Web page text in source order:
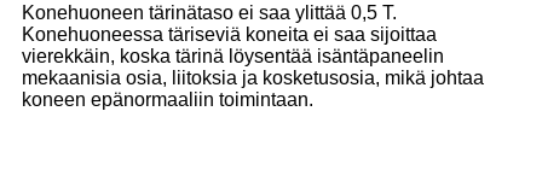
Konehuoneen tärinätaso ei saa ylittää 0,5 T.
Konehuoneessa täriseviä koneita ei saa sijoittaa
vierekkäin, koska tärinä löysentää isäntäpaneelin
mekaanisia osia, liitoksia ja kosketusosia, mikä johtaa
koneen epänormaaliin toimintaan.